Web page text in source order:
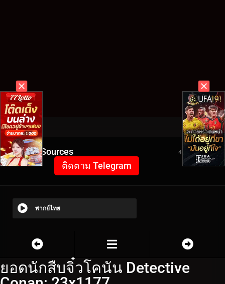
Video Sources 4653 Views
ติดตาม Telegram
พากย์ไทย
ยอดนักสืบจิ๋วโคนัน Detective